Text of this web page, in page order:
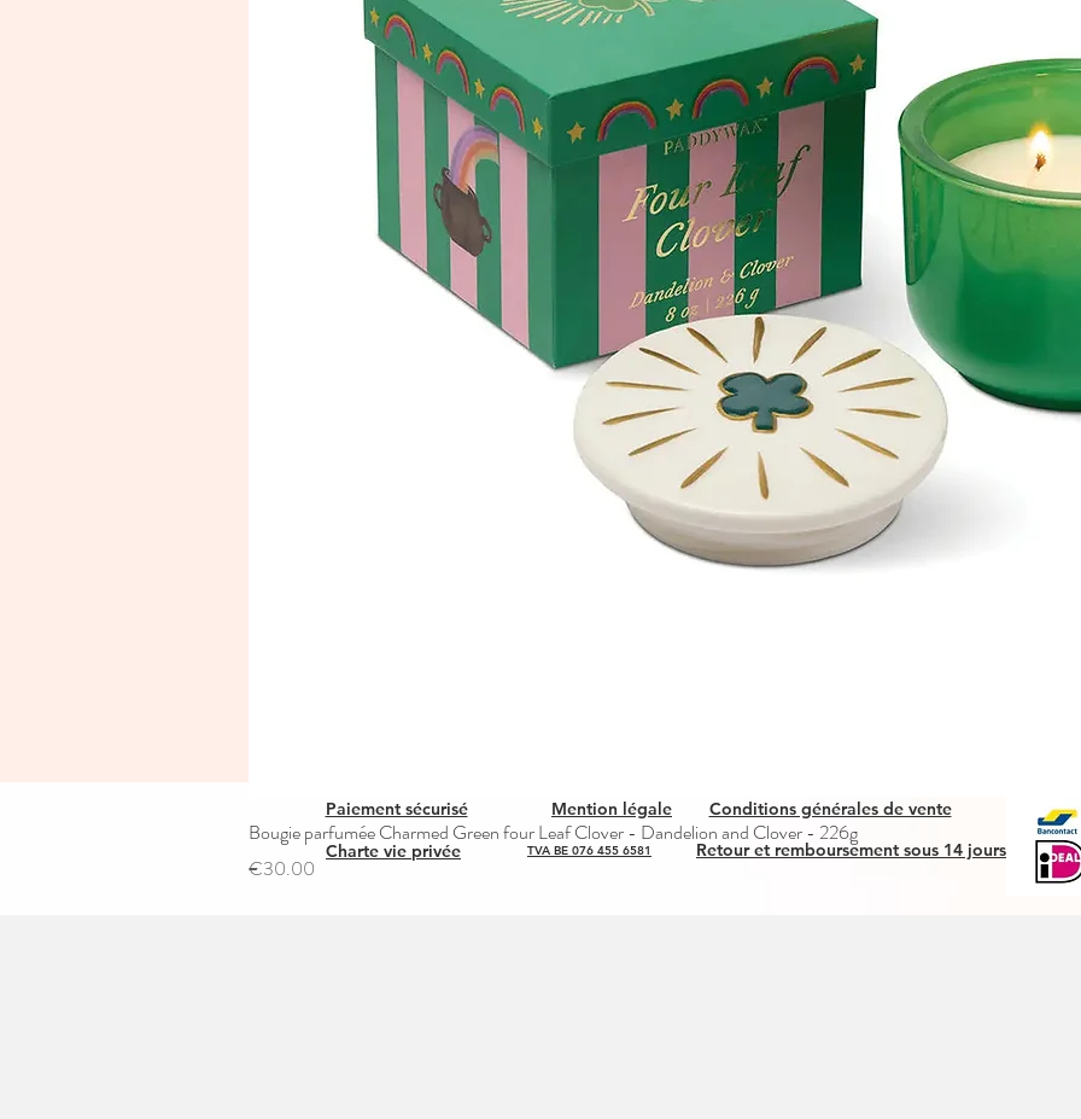
Quick View
Bougie parfumée Charmed Green four Leaf Clover - Dandelion and Clover - 226g
Price
€30.00
Paiement sécurisé Mention légale
Conditions générales de vente
Charte vie privée
Retour et remboursement sous 14 jours
TVA BE 076 455 6581